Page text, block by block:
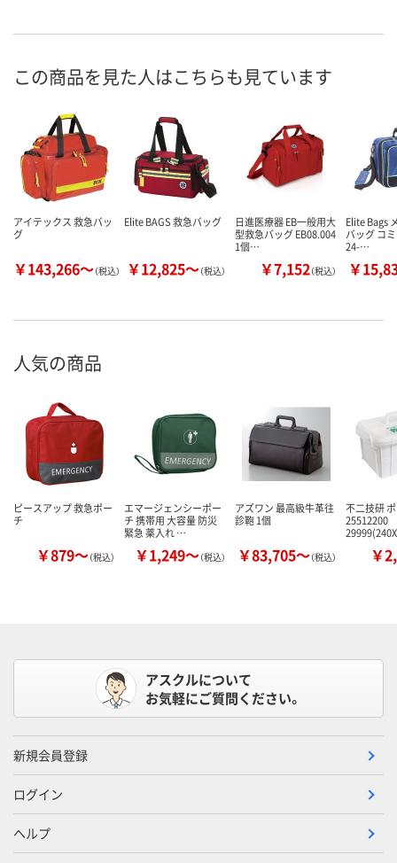
この商品を見た人はこちらも見ています
アイテックス 救急バッ
グ
￥143,266～（税込）
Elite BAGS 救急バッグ
￥12,825～（税込）
日進医療器 EB一般用大
型救急バッグ EB08.004
1個…
￥7,152（税込）
Elite Bags
バッグ コ
24-…
￥
人気の商品
ピースアップ 救急ポー
チ
￥879～（税込）
エマージェンシーポー
チ 携帯用 大容量 防災
緊急 薬入れ …
￥1,249～（税込）
アズワン 最高級牛革往
診鞄 1個
￥83,705～（税込）
不二技研
25512200
￥
アスクルについて
お気軽にご質問ください。
新規会員登録
ログイン
ヘルプ